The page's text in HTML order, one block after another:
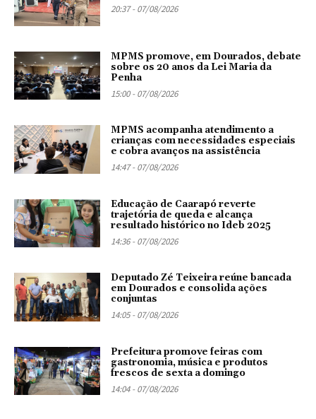
20:37 - 07/08/2026
MPMS promove, em Dourados, debate
sobre os 20 anos da Lei Maria da
Penha
15:00 - 07/08/2026
MPMS acompanha atendimento a
crianças com necessidades especiais
e cobra avanços na assistência
14:47 - 07/08/2026
Educação de Caarapó reverte
trajetória de queda e alcança
resultado histórico no Ideb 2025
14:36 - 07/08/2026
Deputado Zé Teixeira reúne bancada
em Dourados e consolida ações
conjuntas
14:05 - 07/08/2026
Prefeitura promove feiras com
gastronomia, música e produtos
frescos de sexta a domingo
14:04 - 07/08/2026